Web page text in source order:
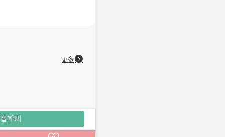
更多
呼叫